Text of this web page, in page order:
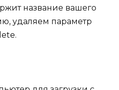
название вашего
удаляем параметр